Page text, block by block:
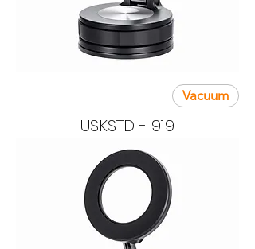
Vacuum
USKSTD - 919